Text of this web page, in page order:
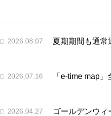
2026.08.07 夏期期間も通常
2026.07.16 「e-time map
2026.04.27 ゴールデンウ